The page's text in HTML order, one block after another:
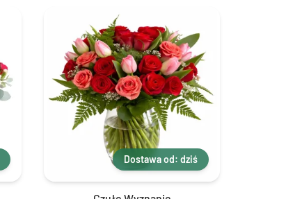
Dostawa od: dziś